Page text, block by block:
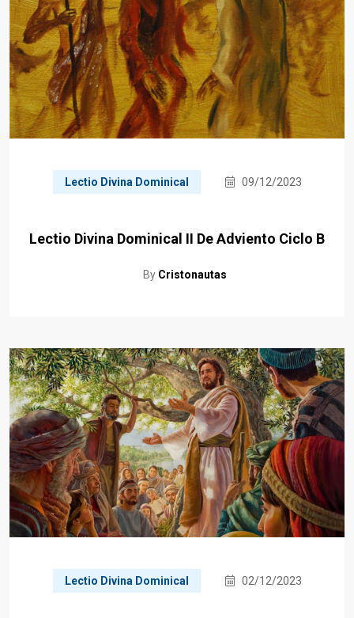
Lectio Divina Dominical 09/12/2023
Lectio Divina Dominical II De Adviento Ciclo B
By Cristonautas
Lectio Divina Dominical 02/12/2023